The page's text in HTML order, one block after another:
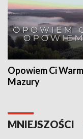
Opowiem Ci
Mazury
MNIEJSZOŚCI